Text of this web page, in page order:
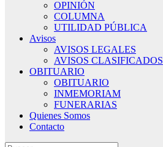
OPINIÓN
COLUMNA
UTILIDAD PÚBLICA
Avisos
AVISOS LEGALES
AVISOS CLASIFICADOS
OBITUARIO
OBITUARIO
INMEMORIAM
FUNERARIAS
Quienes Somos
Contacto